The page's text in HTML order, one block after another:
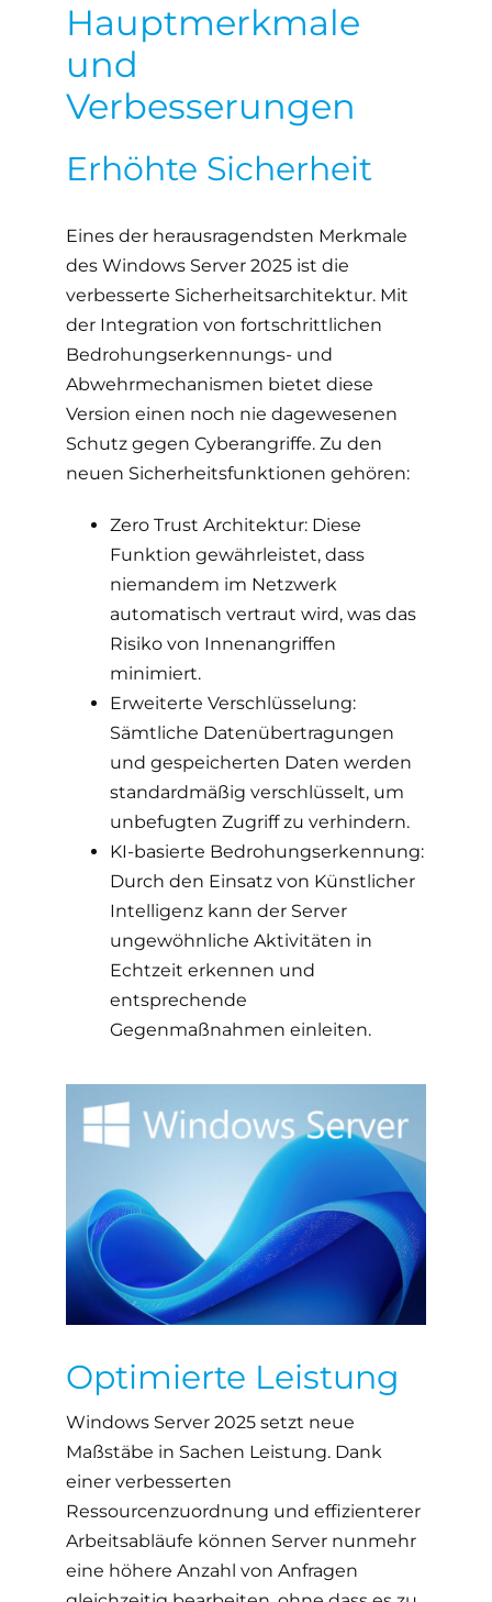
Hauptmerkmale
und
Verbesserungen
Erhöhte Sicherheit
Eines der herausragendsten Merkmale
des Windows Server 2025 ist die
verbesserte Sicherheitsarchitektur. Mit
der Integration von fortschrittlichen
Bedrohungserkennungs- und
Abwehrmechanismen bietet diese
Version einen noch nie dagewesenen
Schutz gegen Cyberangriffe. Zu den
neuen Sicherheitsfunktionen gehören:
Zero Trust Architektur: Diese
Funktion gewährleistet, dass
niemandem im Netzwerk
automatisch vertraut wird, was das
Risiko von Innenangriffen
minimiert.
Erweiterte Verschlüsselung:
Sämtliche Datenübertragungen
und gespeicherten Daten werden
standardmäßig verschlüsselt, um
unbefugten Zugriff zu verhindern.
KI-basierte Bedrohungserkennung:
Durch den Einsatz von Künstlicher
Intelligenz kann der Server
ungewöhnliche Aktivitäten in
Echtzeit erkennen und
entsprechende
Gegenmaßnahmen einleiten.
Optimierte Leistung
Windows Server 2025 setzt neue
Maßstäbe in Sachen Leistung. Dank
einer verbesserten
Ressourcenzuordnung und effizienterer
Arbeitsabläufe können Server nunmehr
eine höhere Anzahl von Anfragen